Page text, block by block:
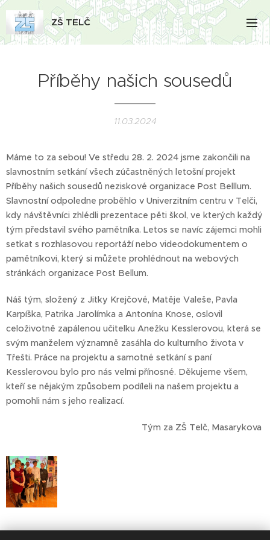
ZŠ TELČ
Příběhy našich sousedů
11.03.2024
Máme to za sebou! Ve středu 28. 2. 2024 jsme zakončili na
slavnostním setkání všech zúčastněných letošní projekt
Příběhy našich sousedů neziskové organizace Post Belllum.
Slavnostní odpoledne proběhlo v Univerzitním centru v Telči,
kdy návštěvníci zhlédli prezentace pěti škol, ve kterých každý
tým představil svého pamětníka. Letos se navíc zájemci mohli
setkat s rozhlasovou reportáží nebo videodokumentem o
pamětníkovi, který si můžete prohlédnout na webových
stránkách organizace Post Bellum.
Náš tým, složený z Jitky Krejčové, Matěje Valeše, Pavla
Karpíška, Patrika Jarolímka a Antonína Knose, oslovil
celoživotně zapálenou učitelku Anežku Kesslerovou, která se
svým manželem významně zasáhla do kulturního života v
Třešti. Práce na projektu a samotné setkání s paní
Kesslerovou bylo pro nás velmi přínosné. Děkujeme všem,
kteří se nějakým způsobem podíleli na našem projektu a
pomohli nám s jeho realizací.
Tým za ZŠ Telč, Masarykova